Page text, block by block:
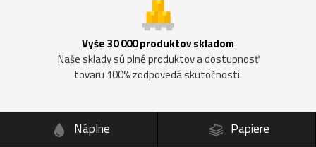
Vyše 30 000 produktov skladom
Naše sklady sú plné produktov a dostupnosť
tovaru 100% zodpovedá skutočnosti.
Náplne
Papiere